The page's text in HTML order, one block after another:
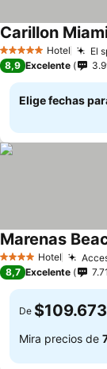
5 Estrellas Hotel El
Carillon
8,9 Excelente
Elige fechas
4 EstrellasHotel
Marenas
8,7 Excelente
De $109.673
Mira precios de